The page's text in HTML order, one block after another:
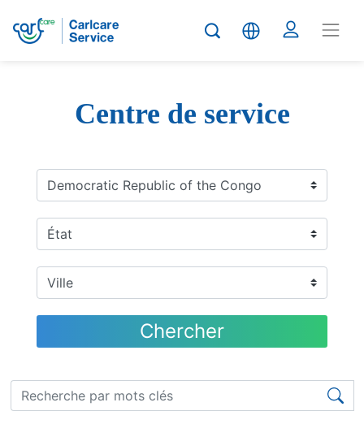
Centre de service
Chercher